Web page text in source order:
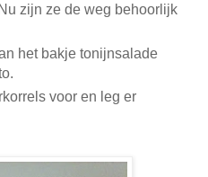
zijn ze de weg behoorlijk
het bakje tonijnsalade
voor en leg er